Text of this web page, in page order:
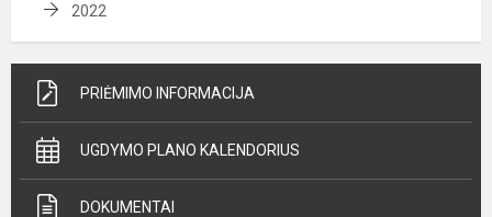
2022
PRIĖMIMO INFORMACIJA
UGDYMO PLANO KALENDORIUS
DOKUMENTAI